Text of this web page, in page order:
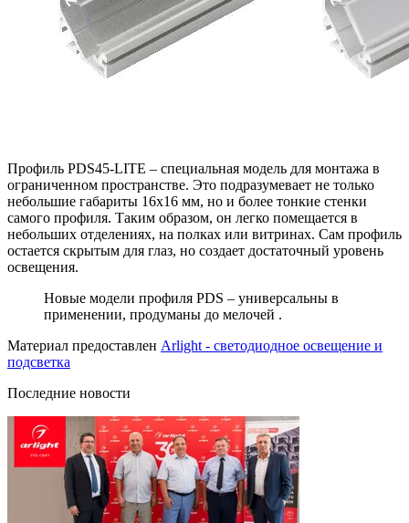
Профиль PDS45-LITE – специальная модель для монтажа в
ограниченном пространстве. Это подразумевает не только
небольшие габариты 16х16 мм, но и более тонкие стенки
самого профиля. Таким образом, он легко помещается в
небольших отделениях, на полках или витринах. Сам профиль
остается скрытым для глаз, но создает достаточный уровень
освещения.
Новые модели профиля PDS – универсальны в
применении, продуманы до мелочей .
Материал предоставлен Arlight - светодиодное освещение и
подсветка
Последние новости